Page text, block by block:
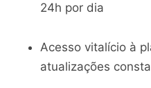
24h por dia
Acesso vitalício à
atualizações